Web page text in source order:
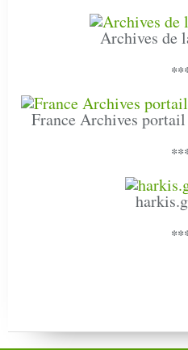
Archives de
France Archives